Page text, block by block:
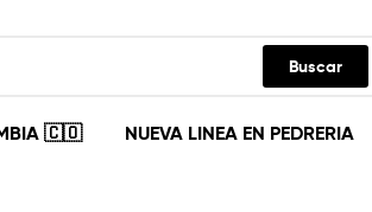
Buscar
🇨🇴 NUEVA LINEA EN PEDRERIA